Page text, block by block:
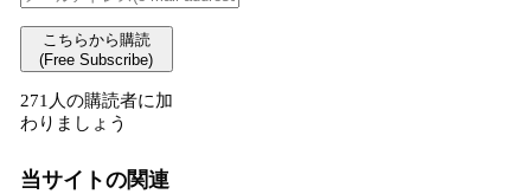
こちらから購読
(Free Subscribe)
271人の購読者に加
わりましょう
当サイトの関連